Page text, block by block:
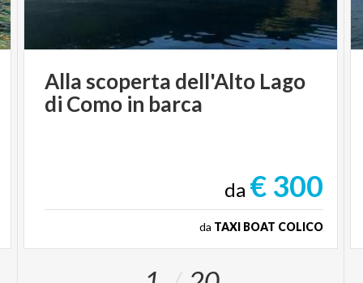
Alla scoperta dell'Alto Lago
di Como in barca
da € 300
da TAXI BOAT COLICO